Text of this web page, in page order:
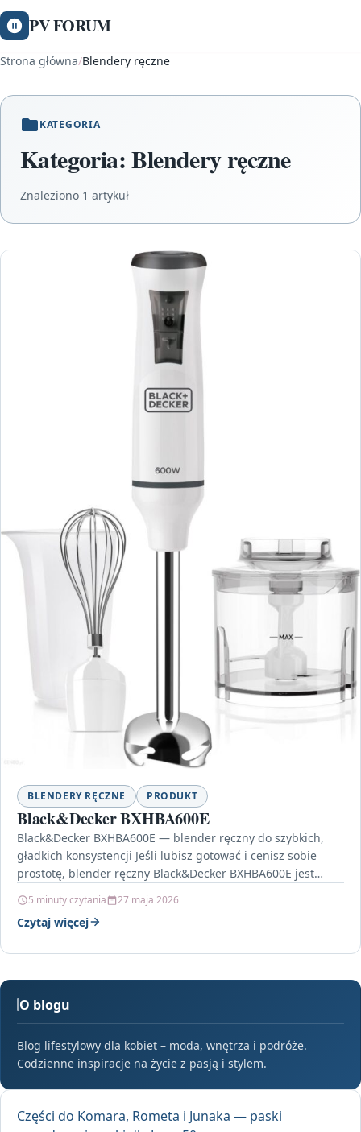
PV FORUM
Strona główna/Blendery ręczne
KATEGORIA
Kategoria:Blendery ręczne
Znaleziono 1 artykuł
BLENDERY RĘCZNE PRODUKT
Black&Decker BXHBA600E
Black&Decker BXHBA600E — blender ręczny do szybkich,
gładkich konsystencji Jeśli lubisz gotować i cenisz sobie
prostotę, blender ręczny Black&Decker BXHBA600E jest
5 minuty czytania 27 maja 2026
Czytaj więcej
O blogu
Blog lifestylowy dla kobiet – moda, wnętrza i podróże.
Codzienne inspiracje na życie z pasją i stylem.
Części do Komara, Rometa i Junaka — paski